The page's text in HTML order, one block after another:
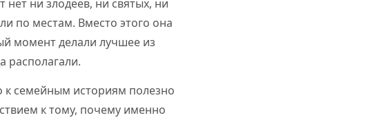
ни злодеев, ни святых, ни
по местам. Вместо этого она
момент делали лучшее из
располагали.
к семейным историям полезно
к тому, почему именно